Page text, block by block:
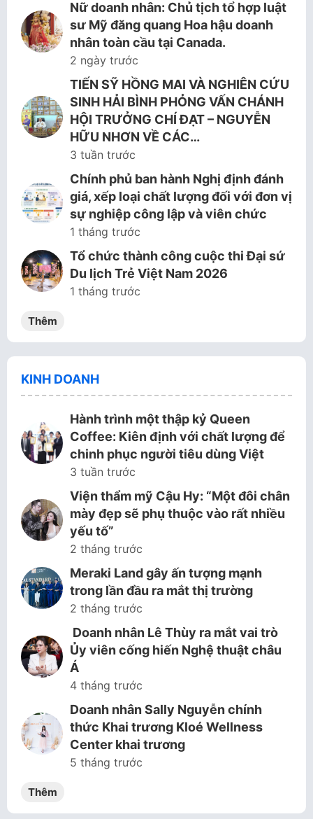
Nữ doanh nhân: Chủ tịch tổ hợp luật
sư Mỹ đăng quang Hoa hậu doanh
nhân toàn cầu tại Canada.
2 ngày trước
TIẾN SỸ HỒNG MAI VÀ NGHIÊN CỨU
SINH HẢI BÌNH PHỎNG VẤN CHÁNH
HỘI TRƯỞNG CHÍ ĐẠT – NGUYỄN
HỮU NHƠN VỀ CÁC…
3 tuần trước
Chính phủ ban hành Nghị định đánh
giá, xếp loại chất lượng đối với đơn vị
sự nghiệp công lập và viên chức
1 tháng trước
Tổ chức thành công cuộc thi Đại sứ
Du lịch Trẻ Việt Nam 2026
1 tháng trước
Thêm
KINH DOANH
Hành trình một thập kỷ Queen
Coffee: Kiên định với chất lượng để
chinh phục người tiêu dùng Việt
3 tuần trước
Viện thẩm mỹ Cậu Hy: “Một đôi chân
mày đẹp sẽ phụ thuộc vào rất nhiều
yếu tố”
2 tháng trước
Meraki Land gây ấn tượng mạnh
trong lần đầu ra mắt thị trường
2 tháng trước
Doanh nhân Lê Thùy ra mắt vai trò
Ủy viên cống hiến Nghệ thuật châu
Á
4 tháng trước
Doanh nhân Sally Nguyễn chính
thức Khai trương Kloé Wellness
Center khai trương
5 tháng trước
Thêm